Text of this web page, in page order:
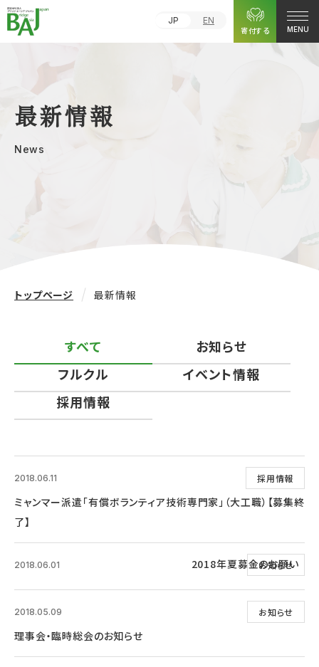
JP
EN
寄付する
MENU
最新情報
News
トップページ 最新情報
すべて
お知らせ
フルクル
イベント情報
採用情報
採用情報
2018.06.11
ミャンマー派遣「有償ボランティア技術専門家」（大工職）【募集終
了】
お知らせ
2018.06.01 2018年夏募金のお願い
お知らせ
2018.05.09
理事会・臨時総会のお知らせ